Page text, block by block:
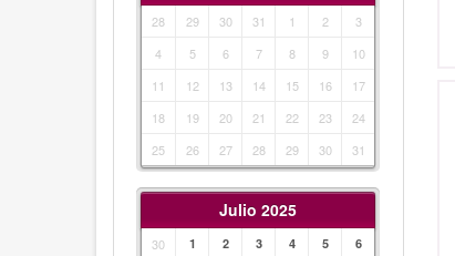
28 29 30 31 1 2
3
4
5 6 7 8 9
10
11
12 13 14 15 16
17
18
19 20 21 22 23
24
25
26 27 28 29 30 31
Julio 2025
30 1 2 3 4 5
6